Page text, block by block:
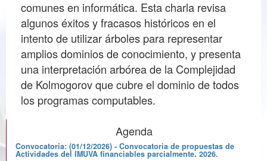
comunes en informática. Esta charla revisa
algunos éxitos y fracasos históricos en el
intento de utilizar árboles para representar
amplios dominios de conocimiento, y presenta
una interpretación arbórea de la Complejidad
de Kolmogorov que cubre el dominio de todos
los programas computables.
Agenda
Convocatoria: (01/12/2026) - Convocatoria de propuestas de
Actividades del IMUVA financiables parcialmente. 2026.